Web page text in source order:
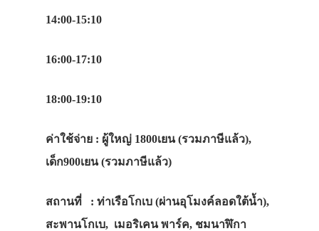
14:00-15:10
16:00-17:10
18:00-19:10
ค่าใช้จ่าย : ผู้ใหญ่ 1800เยน (รวมภาษีแล้ว),
เด็ก900เยน (รวมภาษีแล้ว)
สถานที่ : ท่าเรือโกเบ (ผ่านอุโมงค์ลอดใต้น้ำ),
สะพานโกเบ, เมอริเคน พาร์ค, ชมนาฬิกา